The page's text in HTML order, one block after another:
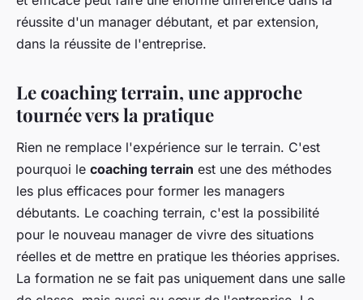
réussite d'un manager débutant, et par extension,
dans la réussite de l'entreprise.
Le coaching terrain, une approche
tournée vers la pratique
Rien ne remplace l'expérience sur le terrain. C'est
pourquoi le coaching terrain est une des méthodes
les plus efficaces pour former les managers
débutants. Le coaching terrain, c'est la possibilité
pour le nouveau manager de vivre des situations
réelles et de mettre en pratique les théories apprises.
La formation ne se fait pas uniquement dans une salle